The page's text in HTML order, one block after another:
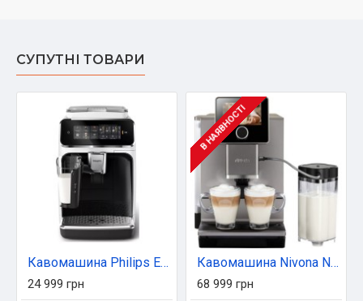
СУПУТНІ ТОВАРИ
Кавомашина Philips EP3343/50
24 999 грн
В НАЯВНОСТІ
Кавомашина Nivona NICR 970
68 999 грн